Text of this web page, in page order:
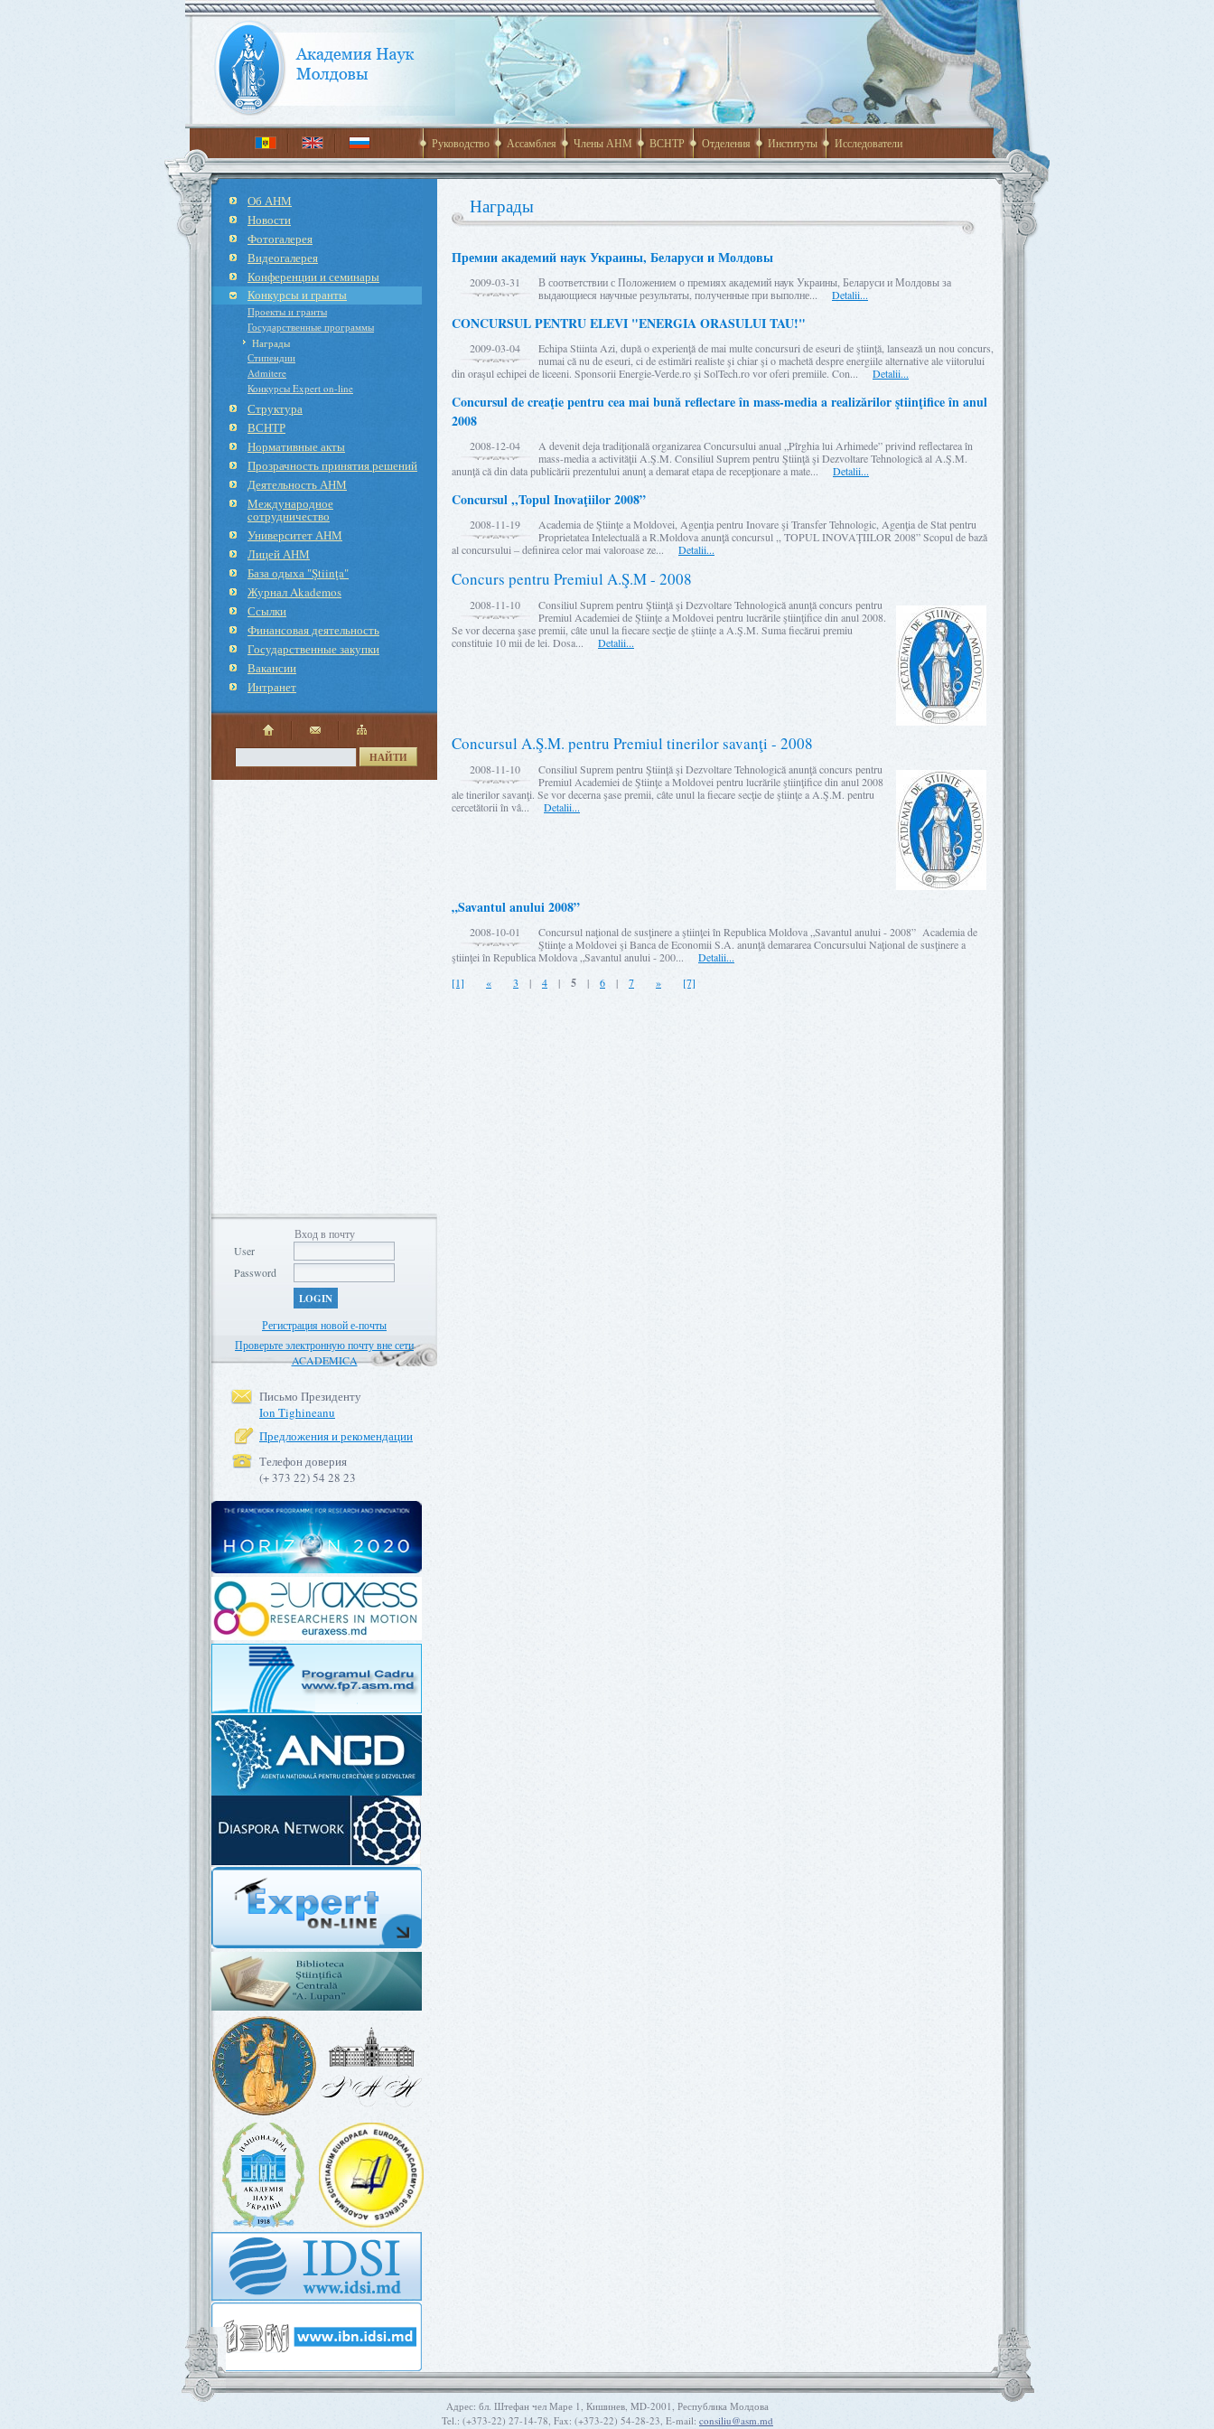
Руководство Ассамблея Члены АНМ ВСНТР Отделения Институты Исследователи
Об АНМ
Новости
Фотогалерея
Видеогалерея
Конференции и семинары
Конкурсы и гранты
Проекты и гранты
Государственные программы
Награды
Стипендии
Admitere
Конкурсы Expert on-line
Структура
ВСНТР
Нормативные акты
Прозрачность принятия решений
Деятельность АНМ
Международное
cотрудничество
Университет АНМ
Лицей АНМ
База одыха "Ştiinţa"
Журнал Akademos
Ссылки
Финансовая деятельность
Государственные закупки
Вакансии
Интранет
НАЙТИ
Вход в почту
User
Password
LOGIN
Регистрация новой е-почты
Проверьте электронную почту вне сети
ACADEMICA
Письмо Президенту
Ion Tighineanu
Предложения и рекомендации
Телефон доверия
(+ 373 22) 54 28 23
Награды
Премии академий наук Украины, Беларуси и Молдовы
2009-03-31
В соответствии с Положением о премиях академий наук Украины, Беларуси и Молдовы за
выдающиеся научные результаты, полученные при выполне... Detalii...
CONCURSUL PENTRU ELEVI "ENERGIA ORASULUI TAU!"
2009-03-04
Echipa Stiinta Azi, după o experienţă de mai multe concursuri de eseuri de ştiinţă, lansează un nou concurs,
numai că nu de eseuri, ci de estimări realiste şi chiar şi o machetă despre energiile alternative ale viitorului
din oraşul echipei de liceeni. Sponsorii Energie-Verde.ro şi SolTech.ro vor oferi premiile. Con... Detalii...
Concursul de creaţie pentru cea mai bună reflectare în mass-media a realizărilor ştiinţifice în anul
2008
2008-12-04
A devenit deja tradiţională organizarea Concursului anual „Pîrghia lui Arhimede” privind reflectarea în
mass-media a activităţii A.Ş.M. Consiliul Suprem pentru Ştiinţă şi Dezvoltare Tehnologică al A.Ş.M.
anunţă că din data publicării prezentului anunţ a demarat etapa de recepţionare a mate... Detalii...
Concursul ,,Topul Inovaţiilor 2008”
2008-11-19
Academia de Ştiinţe a Moldovei, Agenţia pentru Inovare şi Transfer Tehnologic, Agenţia de Stat pentru
Proprietatea Intelectuală a R.Moldova anunţă concursul ,, TOPUL INOVAŢIILOR 2008” Scopul de bază
al concursului – definirea celor mai valoroase ze... Detalii...
Concurs pentru Premiul A.Ş.M - 2008
2008-11-10
Consiliul Suprem pentru Ştiinţă şi Dezvoltare Tehnologică anunţă concurs pentru
Premiul Academiei de Ştiinţe a Moldovei pentru lucrările ştiinţifice din anul 2008.
Se vor decerna şase premii, câte unul la fiecare secţie de ştiinţe a A.Ş.M. Suma fiecărui premiu
constituie 10 mii de lei. Dosa... Detalii...
Concursul A.Ş.M. pentru Premiul tinerilor savanţi - 2008
2008-11-10
Consiliul Suprem pentru Ştiinţă şi Dezvoltare Tehnologică anunţă concurs pentru
Premiul Academiei de Ştiinţe a Moldovei pentru lucrările ştiinţifice din anul 2008
ale tinerilor savanţi. Se vor decerna şase premii, câte unul la fiecare secţie de ştiinţe a A.Ş.M. pentru
cercetătorii în vâ... Detalii...
„Savantul anului 2008”
2008-10-01
Concursul naţional de susţinere a ştiinţei în Republica Moldova „Savantul anului - 2008” Academia de
Ştiinţe a Moldovei şi Banca de Economii S.A. anunţă demararea Concursului Naţional de susţinere a
ştiinţei în Republica Moldova „Savantul anului - 200... Detalii...
[1]
« 3 | 4 | 5 | 6 | 7 » [7]
Aдрес: бл. Штефан чел Маре 1, Кишинев, MD-2001, Республика Молдова
Tel.: (+373-22) 27-14-78, Fax: (+373-22) 54-28-23, E-mail: consiliu@asm.md